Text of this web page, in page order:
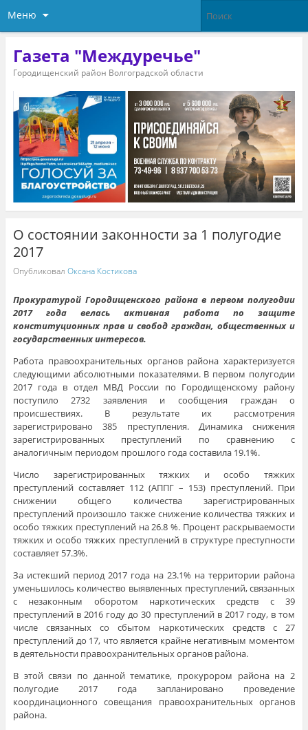
Меню
Газета "Междуречье"
Городищенский район Волгоградской области
О состоянии законности за 1 полугодие
2017
Опубликовал Оксана Костикова
Прокуратурой Городищенского района в первом полугодии
2017 года велась активная работа по защите
конституционных прав и свобод граждан, общественных и
государственных интересов.
Работа правоохранительных органов района характеризуется
следующими абсолютными показателями. В первом полугодии
2017 года в отдел МВД России по Городищенскому району
поступило 2732 заявления и сообщения граждан о
происшествиях. В результате их рассмотрения
зарегистрировано 385 преступления. Динамика снижения
зарегистрированных преступлений по сравнению с
аналогичным периодом прошлого года составила 19.1%.
Число зарегистрированных тяжких и особо тяжких
преступлений составляет 112 (АППГ – 153) преступлений. При
снижении общего количества зарегистрированных
преступлений произошло также снижение количества тяжких и
особо тяжких преступлений на 26.8 %. Процент раскрываемости
тяжких и особо тяжких преступлений в структуре преступности
составляет 57.3%.
За истекший период 2017 года на 23.1% на территории района
уменьшилось количество выявленных преступлений, связанных
с незаконным оборотом наркотических средств с 39
преступлений в 2016 году до 30 преступлений в 2017 году, в том
числе связанных со сбытом наркотических средств с 27
преступлений до 17, что является крайне негативным моментом
в деятельности правоохранительных органов района.
В этой связи по данной тематике, прокурором района на 2
полугодие 2017 года запланировано проведение
координационного совещания правоохранительных органов
района.